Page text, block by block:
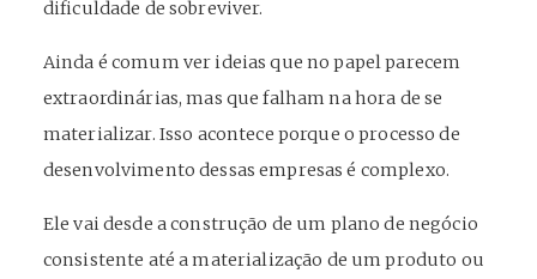
dificuldade de sobreviver.
Ainda é comum ver ideias que no papel parecem
extraordinárias, mas que falham na hora de se
materializar. Isso acontece porque o processo de
desenvolvimento dessas empresas é complexo.
Ele vai desde a construção de um plano de negócio
consistente até a materialização de um produto ou